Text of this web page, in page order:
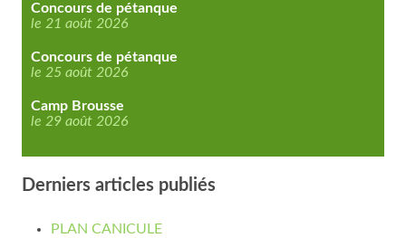
Concours de pétanque
le 21 août 2026
Concours de pétanque
le 25 août 2026
Camp Brousse
le 29 août 2026
Derniers articles publiés
PLAN CANICULE